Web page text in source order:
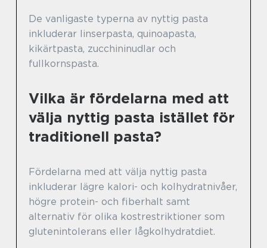
De vanligaste typerna av nyttig pasta
inkluderar linserpasta, quinoapasta,
kikärtpasta, zucchininudlar och
fullkornspasta.
Vilka är fördelarna med att
välja nyttig pasta istället för
traditionell pasta?
Fördelarna med att välja nyttig pasta
inkluderar lägre kalori- och kolhydratnivåer,
högre protein- och fiberhalt samt
alternativ för olika kostrestriktioner som
glutenintolerans eller lågkolhydratdiet.